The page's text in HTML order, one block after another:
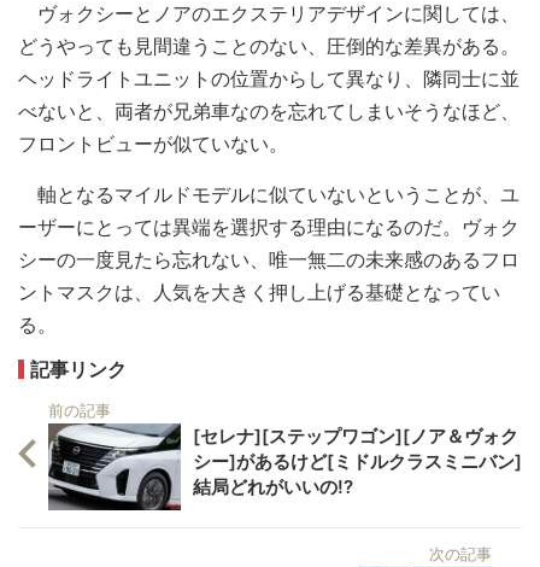
ヴォクシーとノアのエクステリアデザインに関しては、
どうやっても見間違うことのない、圧倒的な差異がある。
ヘッドライトユニットの位置からして異なり、隣同士に並
べないと、両者が兄弟車なのを忘れてしまいそうなほど、
フロントビューが似ていない。
軸となるマイルドモデルに似ていないということが、ユ
ーザーにとっては異端を選択する理由になるのだ。ヴォク
シーの一度見たら忘れない、唯一無二の未来感のあるフロ
ントマスクは、人気を大きく押し上げる基礎となってい
る。
記事リンク
前の記事
[セレナ][ステップワゴン][ノア＆ヴォク
シー]があるけど[ミドルクラスミニバン]
結局どれがいいの!?
次の記事